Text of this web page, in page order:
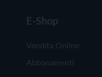
E-Shop
Vendita Online
Abbonamenti